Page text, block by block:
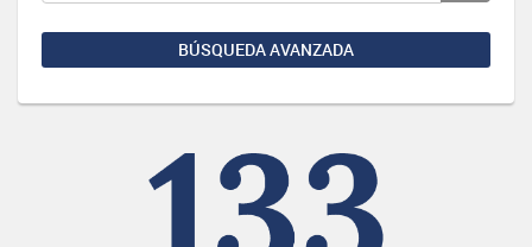
BÚSQUEDA AVANZADA